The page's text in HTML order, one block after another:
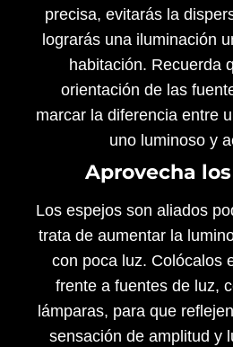
precisa, evitarás la
lograrás una iluminación
habitación. Recuerda
orientación de las
marcar la diferencia entre
uno luminoso y
Aprovecha
Los espejos son aliados
trata de aumentar la
con poca luz. Colócalos
frente a fuentes de luz,
lámparas, para que
sensación de amplitud y